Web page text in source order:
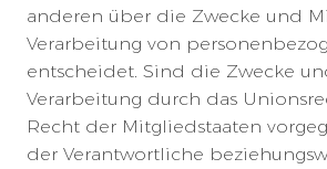
anderen über die Zwecke und
Verarbeitung von
entscheidet. Sind die Zwecke
Verarbeitung durch das
Recht der Mitgliedstaaten
der Verantwortliche